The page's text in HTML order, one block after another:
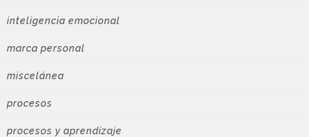
inteligencia emocional
marca personal
miscelánea
procesos
procesos y aprendizaje